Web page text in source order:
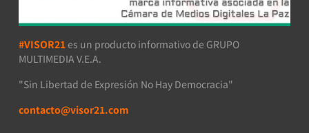
#VISOR21 es un producto informativo de GRUPO
MULTIMEDIA V.E.A.
"Sin Libertad de Expresión No Hay Democracia"
contacto@visor21.com